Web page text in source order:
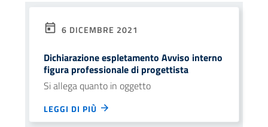
6 DICEMBRE 2021
Dichiarazione espletamento Avviso interno
figura professionale di progettista
Si allega quanto in oggetto
LEGGI DI PIÙ